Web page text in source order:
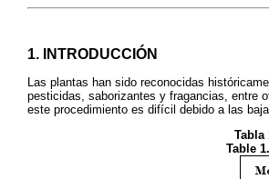
1. INTRODUCCIÓN
Las plantas han sido reconocidas
pesticidas, saborizantes y fragancias, entre
este procedimiento es difícil debido a las
Tabla
Table 1.